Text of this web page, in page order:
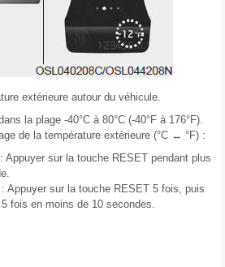
extérieure autour du véhicule.
la plage -40°C à 80°C (-40°F à 176°F).
de la température extérieure (°C ↔ °F) :
Appuyer sur la touche RESET pendant plus
Appuyer sur la touche RESET 5 fois, puis
fois en moins de 10 secondes.